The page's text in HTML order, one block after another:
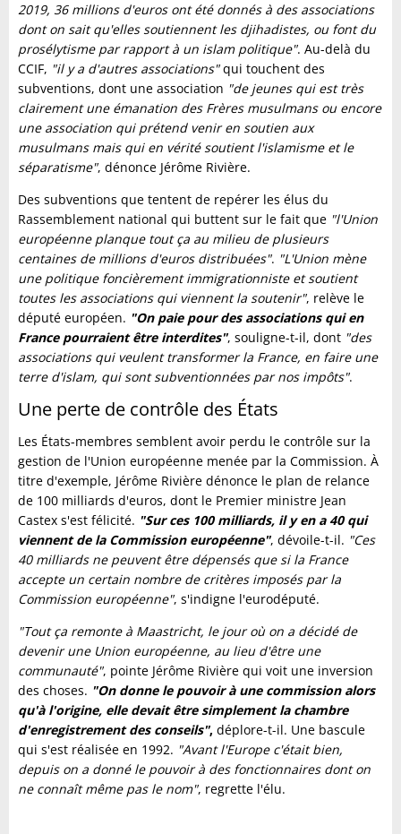
2019, 36 millions d'euros ont été donnés à des associations
dont on sait qu'elles soutiennent les djihadistes, ou font du
prosélytisme par rapport à un islam politique". Au-delà du
CCIF, "il y a d'autres associations"qui touchent des
subventions, dont une association "de jeunes qui est très
clairement une émanation des Frères musulmans ou encore
une association qui prétend venir en soutien aux
musulmans mais qui en vérité soutient l'islamisme et le
séparatisme", dénonce Jérôme Rivière.
Des subventions que tentent de repérer les élus du
Rassemblement national qui buttent sur le fait que "l'Union
européenne planque tout ça au milieu de plusieurs
centaines de millions d'euros distribuées". "L'Union mène
une politique foncièrement immigrationniste et soutient
toutes les associations qui viennent la soutenir", relève le
député européen. "On paie pour des associations qui en
France pourraient être interdites", souligne-t-il, dont "des
associations qui veulent transformer la France, en faire une
terre d'islam, qui sont subventionnées par nos impôts".
Une perte de contrôle des États
Les États-membres semblent avoir perdu le contrôle sur la
gestion de l'Union européenne menée par la Commission. À
titre d'exemple, Jérôme Rivière dénonce le plan de relance
de 100 milliards d'euros, dont le Premier ministre Jean
Castex s'est félicité. "Sur ces 100 milliards, il y en a 40 qui
viennent de la Commission européenne", dévoile-t-il. "Ces
40 milliards ne peuvent être dépensés que si la France
accepte un certain nombre de critères imposés par la
Commission européenne", s'indigne l'eurodéputé.
"Tout ça remonte à Maastricht, le jour où on a décidé de
devenir une Union européenne, au lieu d'être une
communauté", pointe Jérôme Rivière qui voit une inversion
des choses. "On donne le pouvoir à une commission alors
qu'à l'origine, elle devait être simplement la chambre
d'enregistrement des conseils", déplore-t-il. Une bascule
qui s'est réalisée en 1992. "Avant l'Europe c'était bien,
depuis on a donné le pouvoir à des fonctionnaires dont on
ne connaît même pas le nom", regrette l'élu.